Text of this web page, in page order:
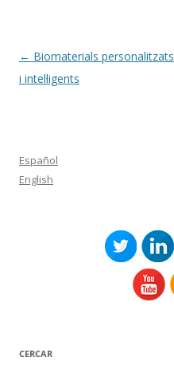
Navegació
per
← Biomaterials personalitzats
i intel·ligents
Español
English
CERCAR